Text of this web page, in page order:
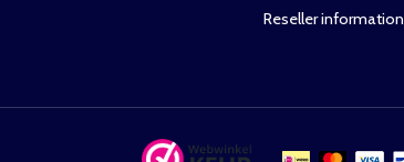
Reseller information